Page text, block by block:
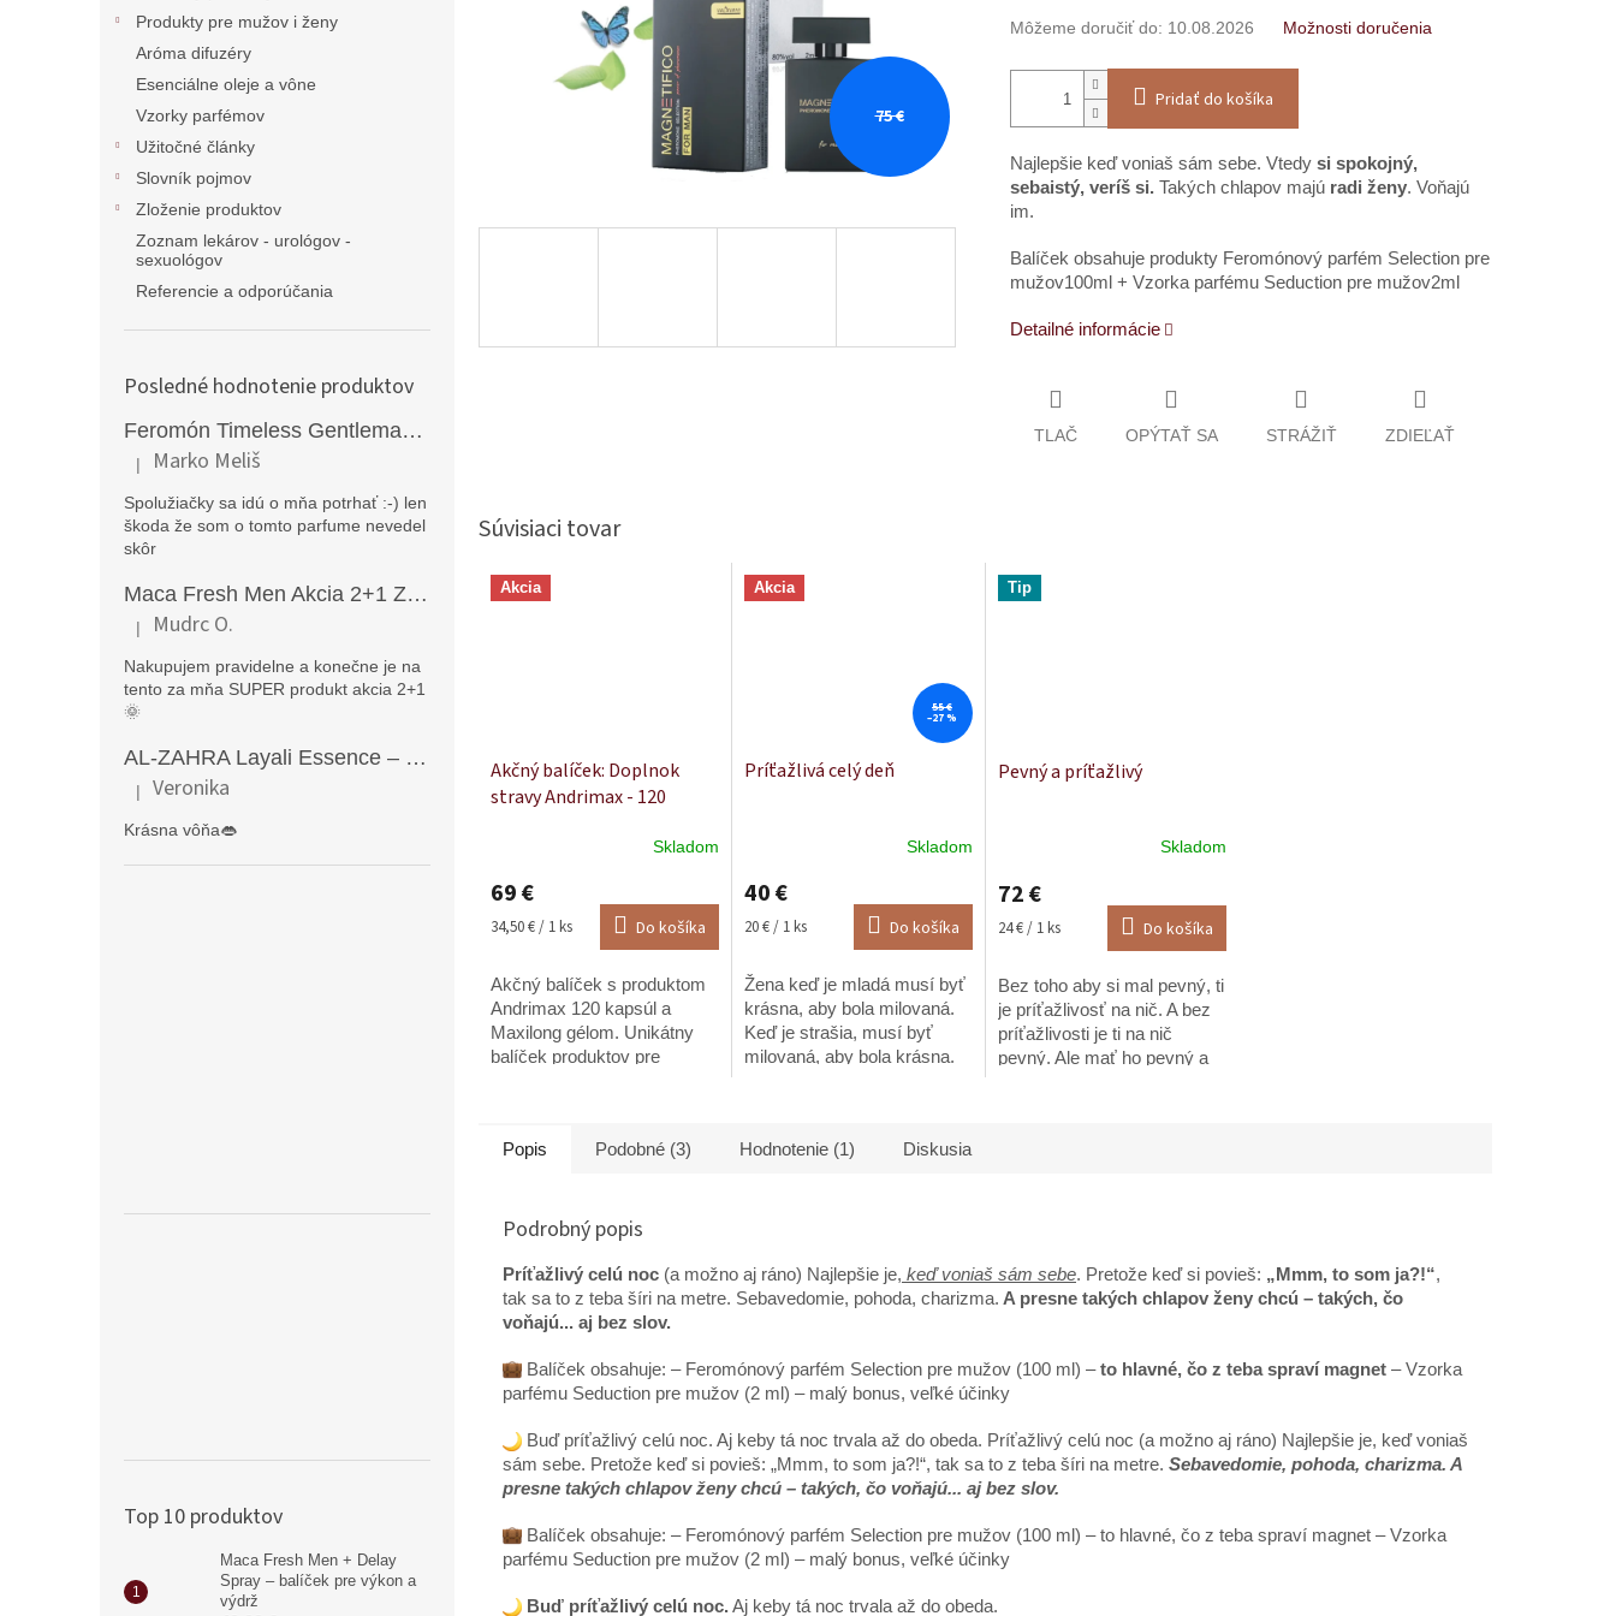
Produkty pre mužov i ženy
Aróma difuzéry
Esenciálne oleje a vône
Vzorky parfémov
Užitočné články
Slovník pojmov
Zloženie produktov
Zoznam lekárov - urológov -
sexuológov
Referencie a odporúčania
Posledné hodnotenie produktov
Feromón Timeless Gentleman silný feromónový parfém pre mužov - 50ml
Hodnotenie produktu je 5 z 5 hviezdičiek.
| Marko Meliš
Spolužiačky sa idú o mňa potrhať :-) len
škoda že som o tomto parfume nevedel
skôr
Maca Fresh Men Akcia 2+1 ZDARMA (270kapsúl )
Hodnotenie produktu je 5 z 5 hviezdičiek.
| Mudrc O.
Nakupujem pravidelne a konečne je na
tento za mňa SUPER produkt akcia 2+1
🌞
AL-ZAHRA Layali Essence – zmyselný arabský parfém pre ženy s originálnymi orientálnymi tónmi v luxusnom dubajskom štýle (50 ml)
Hodnotenie produktu je 5 z 5 hviezdičiek.
| Veronika
Krásna vôňa👄
Top 10 produktov
Maca Fresh Men + Delay
Spray – balíček pre výkon a
výdrž
75 €
Môžeme doručiť do: 10.08.2026 Možnosti doručenia
Pridať do košíka
Najlepšie keď voniaš sám sebe. Vtedy si spokojný,
sebaistý, veríš si.Takých chlapov majú radi ženy. Voňajú
im.
Balíček obsahuje produkty Feromónový parfém Selection pre
mužov100ml + Vzorka parfému Seduction pre mužov2ml
Detailné informácie
TLAČ OPÝTAŤ SA STRÁŽIŤ ZDIEĽAŤ
Súvisiaci tovar
Akcia
Akčný balíček: Doplnok
stravy Andrimax - 120
produktu
je
5,0
5
hviezdičiek.
Skladom
69 €
Jednotková
34,50 € / 1 ks Do košíka
Akčný balíček s produktom
Andrimax 120 kapsúl a
Maxilong gélom. Unikátny
balíček produktov pre
výdrž, intímne zdravie...
Akcia
55 €
–27 %
Príťažlivá celý deň
produktu
je
5
hviezdičiek.
Skladom
40 €
Jednotková
20 € / 1 ks Do košíka
Žena keď je mladá musí byť
krásna, aby bola milovaná.
Keď je strašia, musí byť
milovaná, aby bola krásna.
stratiť.......
Tip
Pevný a príťažlivý
produktu
je
5
hviezdičiek.
Skladom
72 €
Jednotková
24 € / 1 ks Do košíka
Bez toho aby si mal pevný, ti
je príťažlivosť na nič. A bez
príťažlivosti je ti na nič
pevný. Ale mať ho pevný a
Popis
Podobné (3) Hodnotenie (1) Diskusia
Podrobný popis
Príťažlivý celú noc (a možno aj ráno) Najlepšie je, keď voniaš sám sebe. Pretože keď si povieš: „Mmm, to som ja?!“,
tak sa to z teba šíri na metre. Sebavedomie, pohoda, charizma. A presne takých chlapov ženy chcú – takých, čo
voňajú... aj bez slov.
Balíček obsahuje: – Feromónový parfém Selection pre mužov (100 ml) –to hlavné, čo z teba spraví magnet – Vzorka
parfému Seduction pre mužov (2 ml) – malý bonus, veľké účinky
Buď príťažlivý celú noc. Aj keby tá noc trvala až do obeda. Príťažlivý celú noc (a možno aj ráno) Najlepšie je, keď voniaš
sám sebe. Pretože keď si povieš: „Mmm, to som ja?!“, tak sa to z teba šíri na metre. Sebavedomie, pohoda, charizma. A
presne takých chlapov ženy chcú – takých, čo voňajú... aj bez slov.
Balíček obsahuje: – Feromónový parfém Selection pre mužov (100 ml) – to hlavné, čo z teba spraví magnet – Vzorka
parfému Seduction pre mužov (2 ml) – malý bonus, veľké účinky
Buď príťažlivý celú noc.Aj keby tá noc trvala až do obeda.